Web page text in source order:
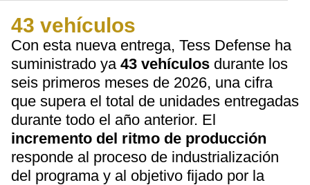
43 vehículos
Con esta nueva entrega, Tess Defense ha
suministrado ya 43 vehículos durante los
seis primeros meses de 2026, una cifra
que supera el total de unidades entregadas
durante todo el año anterior. El
incremento del ritmo de producción
responde al proceso de industrialización
del programa y al objetivo fijado por la